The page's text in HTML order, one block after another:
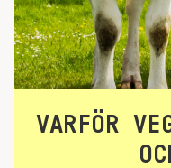
VARFÖR